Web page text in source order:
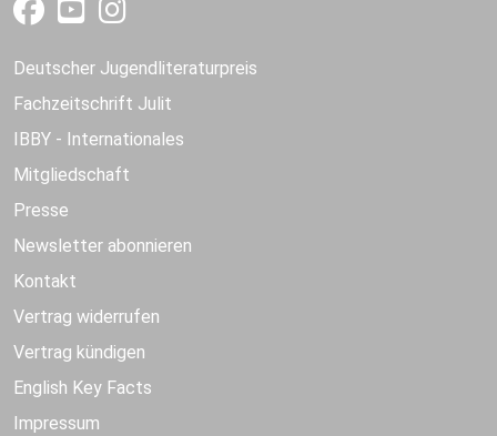
Deutscher Jugendliteraturpreis
Fachzeitschrift Julit
IBBY - Internationales
Mitgliedschaft
Presse
Newsletter abonnieren
Kontakt
Vertrag widerrufen
Vertrag kündigen
English Key Facts
Impressum